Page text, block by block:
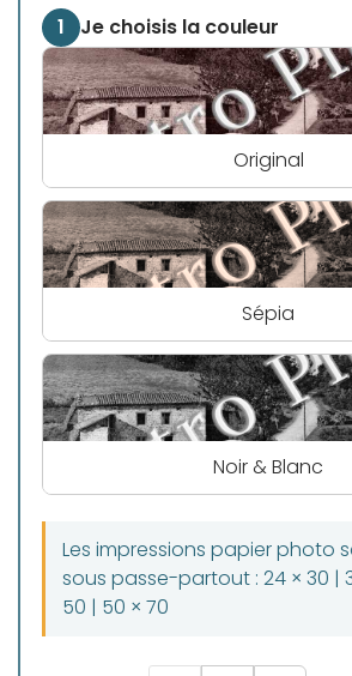
1 Je choisis la couleur
Original
Sépia
Noir & Blanc
Les impressions papier photo
sous passe-partout : 24 × 30 |
50 | 50 × 70